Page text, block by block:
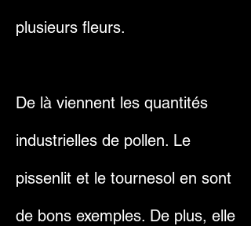
plusieurs fleurs.
De là viennent les quantités
industrielles de pollen. Le
pissenlit et le tournesol en sont
de bons exemples. De plus, elle